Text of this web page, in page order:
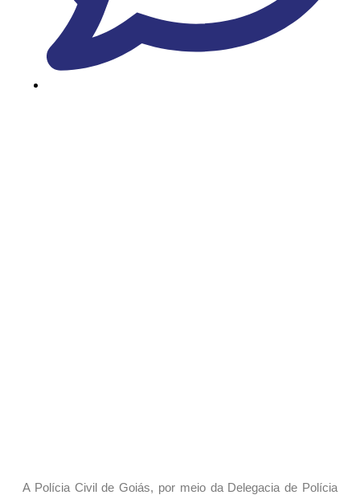
A Polícia Civil de Goiás, por meio da Delegacia de Polícia